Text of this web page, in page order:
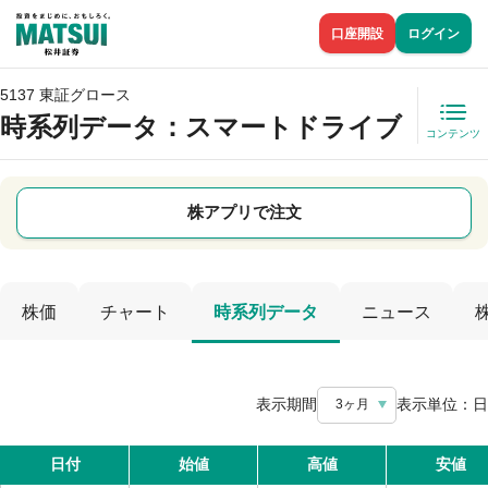
口座開設 ログイン
5137 東証グロース
時系列データ ：スマートドライブ コンテンツ
株アプリで注文
株価 チャート 時系列データ ニュース
表示期間 3ヶ月 表示単位： 日
日付 始値 高値 安値